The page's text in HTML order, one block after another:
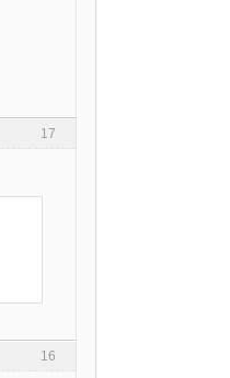
17
16